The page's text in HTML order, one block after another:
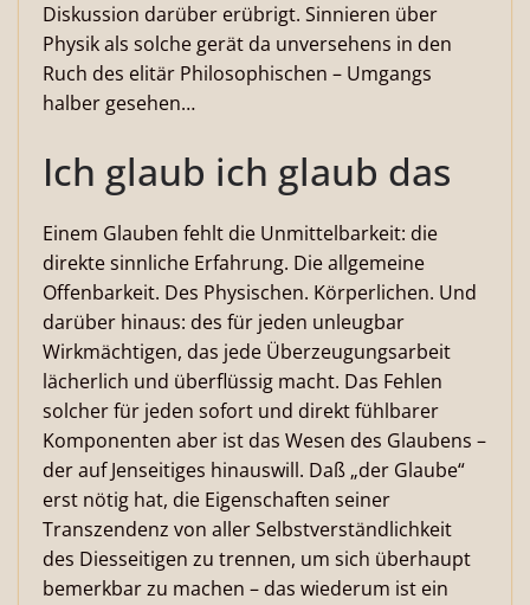
Diskussion darüber erübrigt. Sinnieren über
Physik als solche gerät da unversehens in den
Ruch des elitär Philosophischen – Umgangs
halber gesehen…
Ich glaub ich glaub das
Einem Glauben fehlt die Unmittelbarkeit: die
direkte sinnliche Erfahrung. Die allgemeine
Offenbarkeit. Des Physischen. Körperlichen. Und
darüber hinaus: des für jeden unleugbar
Wirkmächtigen, das jede Überzeugungsarbeit
lächerlich und überflüssig macht. Das Fehlen
solcher für jeden sofort und direkt fühlbarer
Komponenten aber ist das Wesen des Glaubens –
der auf Jenseitiges hinauswill. Daß „der Glaube“
erst nötig hat, die Eigenschaften seiner
Transzendenz von aller Selbstverständlichkeit
des Diesseitigen zu trennen, um sich überhaupt
bemerkbar zu machen – das wiederum ist ein